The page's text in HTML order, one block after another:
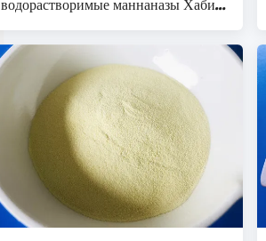
ферментации ферментации
ферментации ферментации
ферментации ферментации
ферментации ферментации
ферментации ферментации
ферментации ферментации
ферментации ф
водорастворимые маннаназы Хабио
бета деградируют пребиотики
отпуска маннана